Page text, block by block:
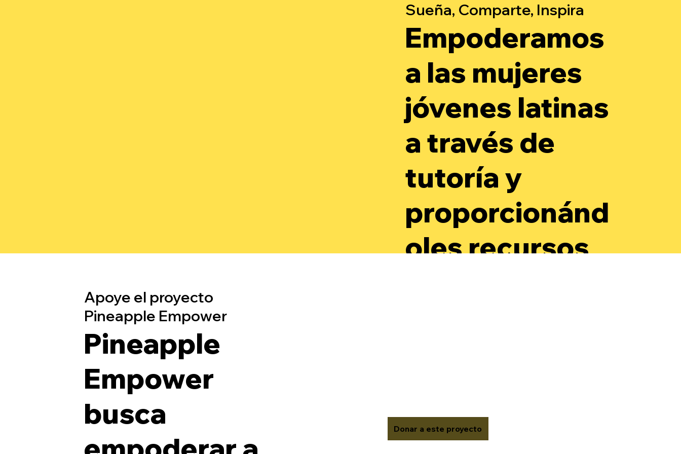
Sueña, Comparte, Inspira
Empoderamos
a las mujeres
jóvenes latinas
a través de
tutoría y
proporcionánd
oles recursos
valor.
Apoye el proyecto
Pineapple Empower
Pineapple
Empower
busca
Donar a este proyecto